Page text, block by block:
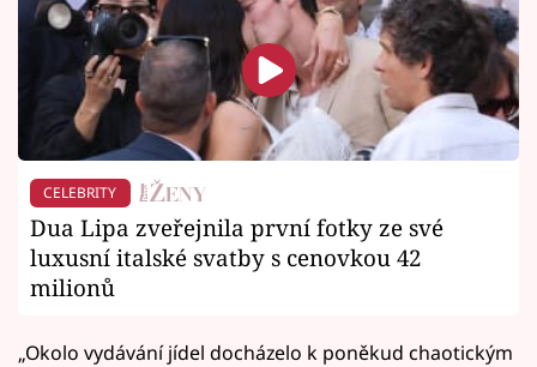
CELEBRITY
Dua Lipa zveřejnila první fotky ze své
luxusní italské svatby s cenovkou 42
milionů
„Okolo vydávání jídel docházelo k poněkud chaotickým